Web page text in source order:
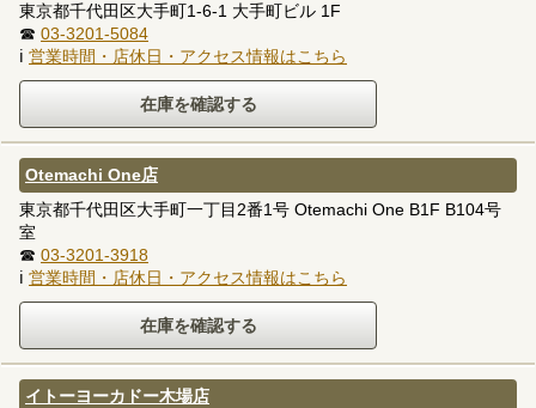
東京都千代田区大手町1-6-1 大手町ビル 1F
☎ 03-3201-5084
ℹ 営業時間・店休日・アクセス情報はこちら
Otemachi One店
東京都千代田区大手町一丁目2番1号 Otemachi One B1F B104号
室
☎ 03-3201-3918
ℹ 営業時間・店休日・アクセス情報はこちら
イトーヨーカドー木場店